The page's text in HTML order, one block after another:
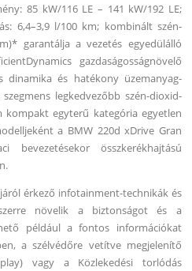
85 kW/116 LE – 141 kW/192 LE;
6,4–3,9 l/100 km; kombinált szén-
garantálja a vezetés egyedülálló
gazdaságosságnövelő
dinamika és hatékony üzemanyag-
legkedvezőbb szén-dioxid-
kompakt egyterű kategória egyetlen
a BMW 220d xDrive Gran
összkerékhajtású
érkező infotainment-technikák és
növelik a biztonságot és a
például a fontos információkat
a szélvédőre vetítve megjelenítő
vagy a Közlekedési torlódás